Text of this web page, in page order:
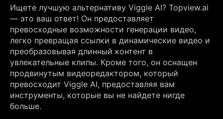
Ищете лучшую альтернативу Viggle AI? Topview.ai
— это ваш ответ! Он предоставляет
превосходные возможности генерации видео,
легко превращая ссылки в динамические видео и
преобразовывая длинный контент в
увлекательные клипы. Кроме того, он оснащен
продвинутым видеоредактором, который
превосходит Viggle AI, предоставляя вам
инструменты, которые вы не найдете нигде
больше.